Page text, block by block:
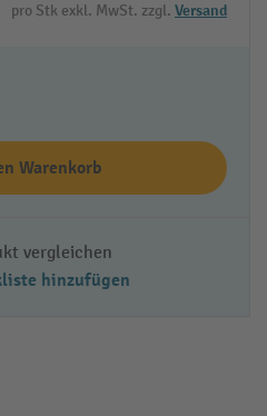
pro Stk exkl. MwSt. zzgl. Versand
Warenkorb
vergleichen
hinzufügen